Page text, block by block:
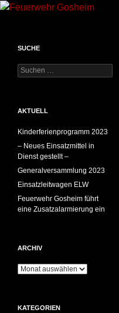
SUCHE
Suchen
nach:
AKTUELL
Kinderferienprogramm 2023
– Neues Einsatzmittel in
Dienst gestellt –
Generalversammlung 2023
Einsatzleitwagen ELW
Feuerwehr Gosheim führt
eine Zusatzalarmierung ein
ARCHIV
Archiv
KATEGORIEN